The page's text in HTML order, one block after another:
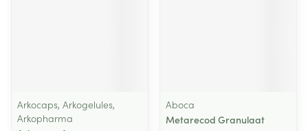
Arkocaps, Arkogelules,
Arkopharma
Aboca
Metarecod Granulaat